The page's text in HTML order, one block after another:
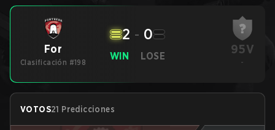
For
Clasificación #198
WIN
2 - 0
LOSE 95V
-
VOTOS21 Predicciones